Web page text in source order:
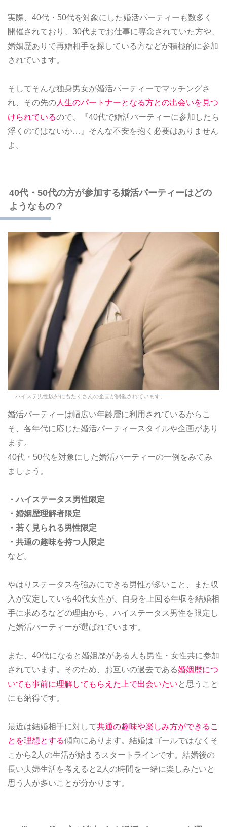
実際、40代・50代を対象にした婚活パーティーも数多く
開催されており、30代までお仕事に専念されていた方や、
婚姻歴ありで再婚相手を探している方などが積極的に参加
されています。
そしてそんな独身男女が婚活パーティーでマッチングさ
れ、その先の人生のパートナーとなる方との出会いを見つ
けられているので、『40代で婚活パーティーに参加したら
浮くのではないか…』そんな不安を抱く必要はありません
よ。
40代・50代の方が参加する婚活パーティーはどの
ようなもの？
ハイステ男性以外にもたくさんの企画が開催されています。
婚活パーティーは幅広い年齢層に利用されているからこ
そ、各年代に応じた婚活パーティースタイルや企画があり
ます。
40代・50代を対象にした婚活パーティーの一例をみてみ
ましょう。
・ハイステータス男性限定
・婚姻歴理解者限定
・若く見られる男性限定
・共通の趣味を持つ人限定
など。
やはりステータスを強みにできる男性が多いこと、また収
入が安定している40代女性が、自身を上回る年収を結婚相
手に求めるなどの理由から、ハイステータス男性を限定し
た婚活パーティーが選ばれています。
また、40代になると婚姻歴がある人も男性・女性共に参加
されています。そのため、お互いの過去である婚姻歴につ
いても事前に理解してもらえた上で出会いたい と思うこと
にも納得です。
最近は結婚相手に対して共通の趣味や楽しみ方ができるこ
とを理想とする傾向にあります。結婚はゴールではなくそ
こから2人の生活が始まるスタートラインです。結婚後の
長い夫婦生活を考えると2人の時間を一緒に楽しみたいと
思う人が多いことが分かります。